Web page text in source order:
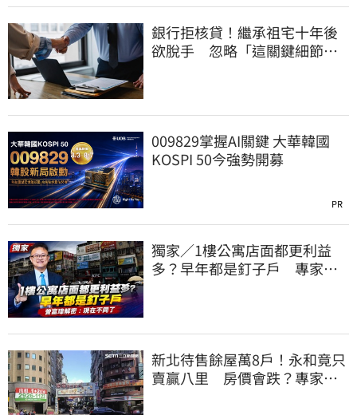
銀行拒核貸！繼承祖宅十年後
欲脫手 忽略「這關鍵細節」
009829掌握AI關鍵 大華韓國
KOSPI 50今強勢開募
PR
獨家／1樓公寓店面都更利益
多？早年都是釘子戶 專家解
新北待售餘屋萬8戶！永和竟只
賣贏八里 房價會跌？專家：